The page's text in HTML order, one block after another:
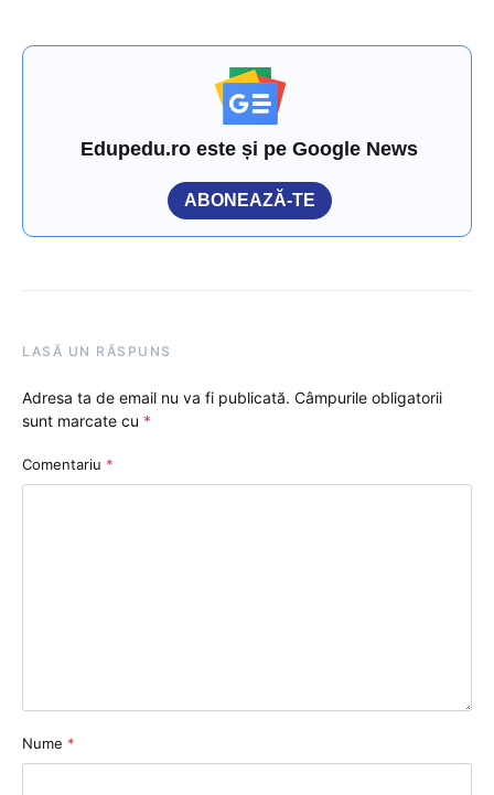
Edupedu.ro este și pe Google News
ABONEAZĂ-TE
LASĂ UN RĂSPUNS
Adresa ta de email nu va fi publicată. Câmpurile obligatorii
sunt marcate cu *
Comentariu *
Nume *